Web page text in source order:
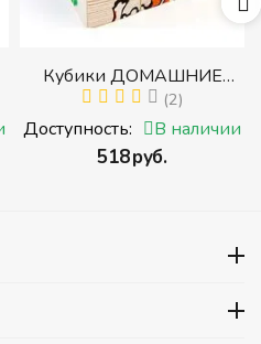
Кубики ДОМАШНИЕ
ЖИВОТНЫЕ (Томик)
(Набор кубиков
разрезных (складных))
(2)
Доступность: В наличии
‍518‍руб.